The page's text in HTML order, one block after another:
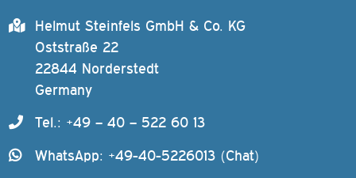
Helmut Steinfels GmbH & Co. KG
Oststraße 22
22844 Norderstedt
Germany
Tel.: +49 – 40 – 522 60 13
WhatsApp: +49-40-5226013 (Chat)